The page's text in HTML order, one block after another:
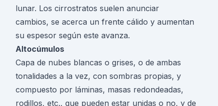
lunar. Los cirrostratos suelen anunciar
cambios, se acerca un frente cálido y aumentan
su espesor según este avanza.
Altocúmulos
Capa de nubes blancas o grises, o de ambas
tonalidades a la vez, con sombras propias, y
compuesto por láminas, masas redondeadas,
rodillos, etc., que pueden estar unidas o no, y de